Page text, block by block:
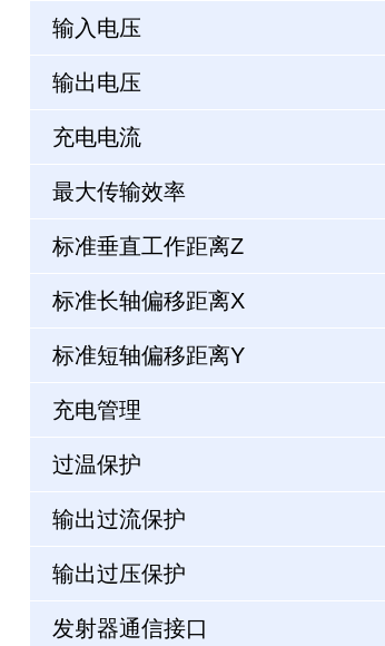
输入电压
输出电压
充电电流
最大传输效率
标准垂直工作距离Z
标准长轴偏移距离X
标准短轴偏移距离Y
充电管理
过温保护
输出过流保护
输出过压保护
发射器通信接口